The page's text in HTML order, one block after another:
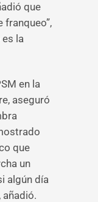
que
franqueo”,
es la
en la
aseguró
que
un
algún día
añadió.